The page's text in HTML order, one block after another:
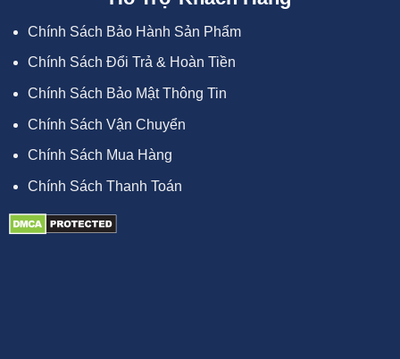
Chính Sách Bảo Hành Sản Phẩm
Chính Sách Đổi Trả & Hoàn Tiền
Chính Sách Bảo Mật Thông Tin
Chính Sách Vận Chuyển
Chính Sách Mua Hàng
Chính Sách Thanh Toán